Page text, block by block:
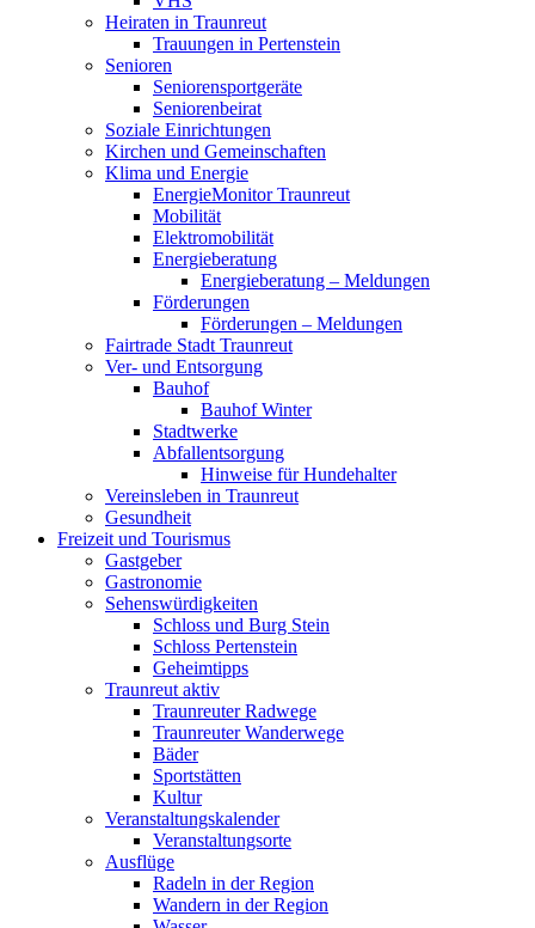
Heiraten in Traunreut
Trauungen in Pertenstein
Senioren
Seniorensportgeräte
Seniorenbeirat
Soziale Einrichtungen
Kirchen und Gemeinschaften
Klima und Energie
EnergieMonitor Traunreut
Mobilität
Elektromobilität
Energieberatung
Energieberatung – Meldungen
Förderungen
Förderungen – Meldungen
Fairtrade Stadt Traunreut
Ver- und Entsorgung
Bauhof
Bauhof Winter
Stadtwerke
Abfallentsorgung
Hinweise für Hundehalter
Vereinsleben in Traunreut
Gesundheit
Freizeit und Tourismus
Gastgeber
Gastronomie
Sehenswürdigkeiten
Schloss und Burg Stein
Schloss Pertenstein
Geheimtipps
Traunreut aktiv
Traunreuter Radwege
Traunreuter Wanderwege
Bäder
Sportstätten
Kultur
Veranstaltungskalender
Veranstaltungsorte
Ausflüge
Radeln in der Region
Wandern in der Region